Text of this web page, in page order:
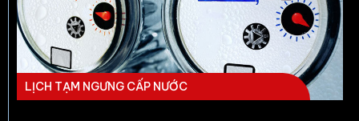
LỊCH TẠM NGƯNG CẤP NƯỚC